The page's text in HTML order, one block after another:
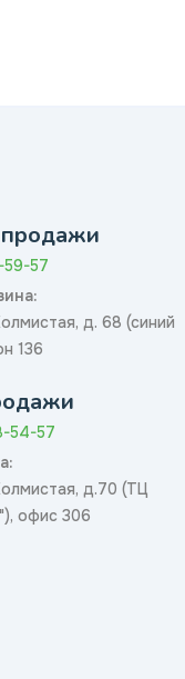
59-57
д. 68 (синий
136
54-57
д.70 (ТЦ
офис 306